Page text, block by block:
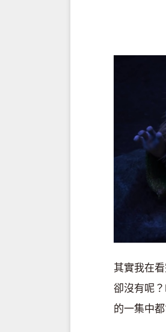
其實我在
卻沒有呢
的一集中